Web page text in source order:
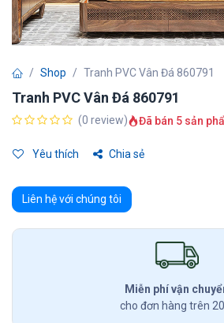
Shop Tranh PVC Vân Đá 860791
Tranh PVC Vân Đá 860791
(0 review) Đã bán 5 sản
Yêu thích Chia sẻ
Liên hệ với chúng tôi
Miễn phí vận
cho đơn hàng trên